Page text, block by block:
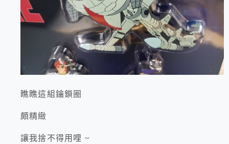
瞧瞧這組鑰鎖圈
頗精緻
讓我捨不得用哩 ~